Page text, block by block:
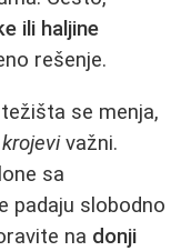
ili haljine
rešenje.
se menja,
važni.
sa
padaju slobodno
na donji